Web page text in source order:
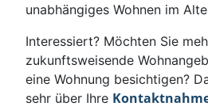
unabhängiges Wohnen im
Interessiert? Möchten Sie
zukunftsweisende
eine Wohnung besichtigen?
sehr über Ihre